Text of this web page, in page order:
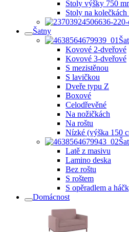
Stoly výšky 750
Stoly na
Šatny
Kovové 2-dveřové
Kovové 3-dveřové
S mezistěnou
S lavičkou
Dveře typu Z
Boxové
Celodřevěné
Na nožičkách
Na roštu
Nízké (výška 150
Latě z masivu
Lamino deska
Bez roštu
S roštem
S opěradlem a
Domácnost